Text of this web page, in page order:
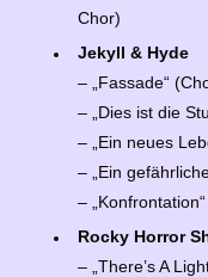
Chor)
Jekyll & Hyde
– „Fassade“
– „Dies ist die
– „Ein neues
– „Ein
–
Rocky Horror
– „There’s A